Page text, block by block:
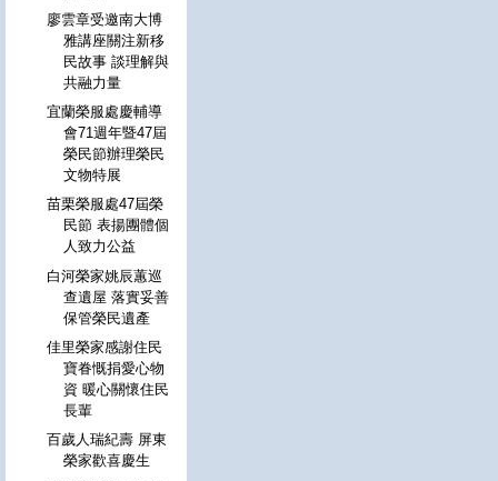
廖雲章受邀南大博
雅講座關注新移
民故事 談理解與
共融力量
宜蘭榮服處慶輔導
會71週年暨47屆
榮民節辦理榮民
文物特展
苗栗榮服處47屆榮
民節 表揚團體個
人致力公益
白河榮家姚辰蕙巡
查遺屋 落實妥善
保管榮民遺產
佳里榮家感謝住民
寶眷慨捐愛心物
資 暖心關懷住民
長輩
百歲人瑞紀壽 屏東
榮家歡喜慶生